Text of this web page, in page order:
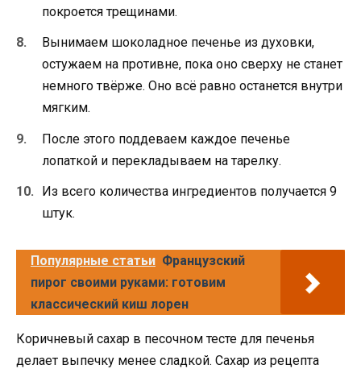
покроется трещинами.
Вынимаем шоколадное печенье из духовки,
остужаем на противне, пока оно сверху не станет
немного твёрже. Оно всё равно останется внутри
мягким.
После этого поддеваем каждое печенье
лопаткой и перекладываем на тарелку.
Из всего количества ингредиентов получается 9
штук.
Популярные статьи Французский
пирог своими руками: готовим
классический киш лорен
Коричневый сахар в песочном тесте для печенья
делает выпечку менее сладкой. Сахар из рецепта